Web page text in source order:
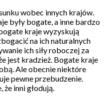
wobec innych krajów.
były bogate, a inne bardzo
kraje wyzyskują
na ich naturalnych
ich siły roboczej za
jest kradzież. Bogate kraje
Ale obecnie niektóre
pewne przebudzenie.
że inni głodują.